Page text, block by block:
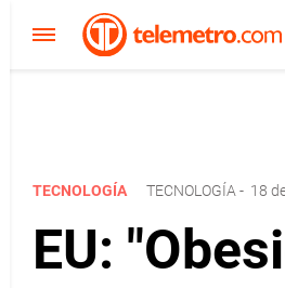
TECNOLOGÍA TECNOLOGÍA - 18
EU: